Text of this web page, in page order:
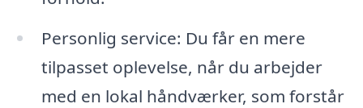
Personlig service: Du får en mere
tilpasset oplevelse, når du arbejder
med en lokal håndværker, som forstår